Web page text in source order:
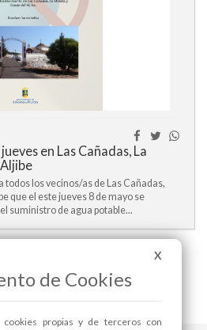
en Las Cañadas, La
todos los vecinos/as de Las Cañadas,
que el este jueves 8 de mayo se
suministro de agua potable...
Pag. 2 / 15 >> >|
X
de Cookies
cookies propias y de terceros con